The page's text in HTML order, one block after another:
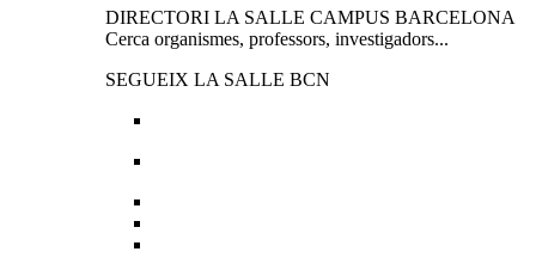
DIRECTORI LA SALLE CAMPUS BARCELONA
Cerca organismes, professors, investigadors...
SEGUEIX LA SALLE BCN